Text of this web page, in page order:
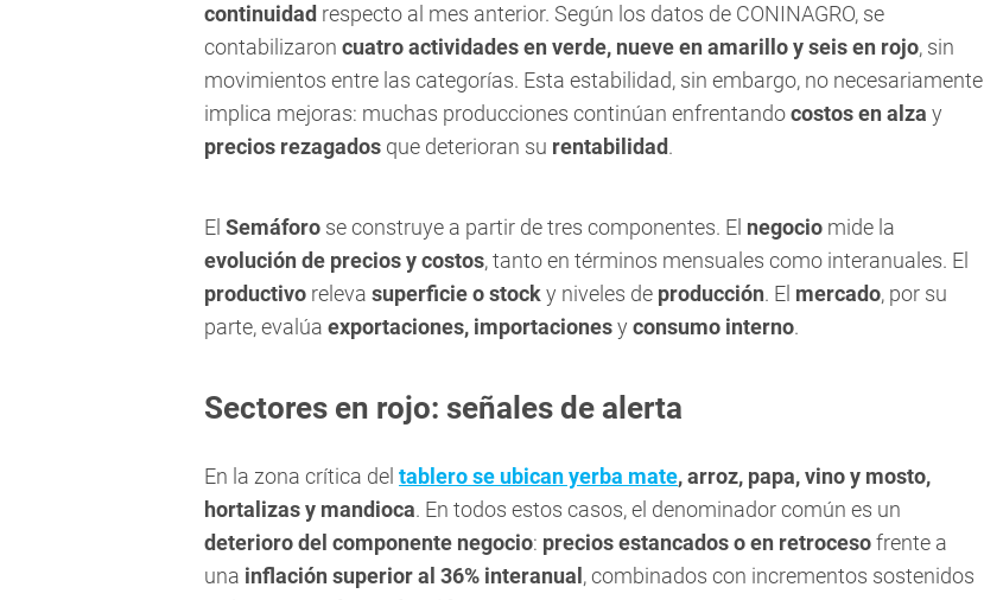
continuidad respecto al mes anterior. Según los datos de CONINAGRO, se
contabilizaron cuatro actividades en verde, nueve en amarillo y seis en rojo, sin
movimientos entre las categorías. Esta estabilidad, sin embargo, no necesariamente
implica mejoras: muchas producciones continúan enfrentandocostos en alza y
precios rezagados que deterioran su rentabilidad.
El Semáforo se construye a partir de tres componentes. El negocio mide la
evolución de precios y costos, tanto en términos mensuales como interanuales. El
productivo releva superficie o stocky niveles de producción. El mercado, por su
parte, evalúa exportaciones, importacionesy consumo interno.
Sectores en rojo: señales de alerta
En la zona crítica del tablero se ubican yerba mate, arroz, papa, vino y mosto,
hortalizas y mandioca. En todos estos casos, el denominador común es un
deterioro del componente negocio: precios estancados o en retrocesofrente a
una inflación superior al 36% interanual , combinados con incrementos sostenidos